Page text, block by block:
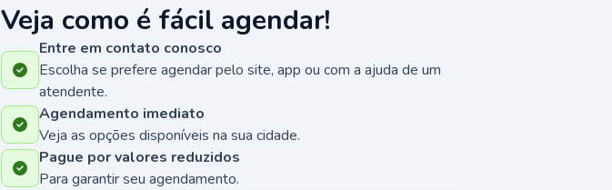
Veja como é fácil agendar!
Entre em contato conosco
Escolha se prefere agendar pelo site, app ou com a ajuda de um
atendente.
Agendamento imediato
Veja as opções disponíveis na sua cidade.
Pague por valores reduzidos
Para garantir seu agendamento.